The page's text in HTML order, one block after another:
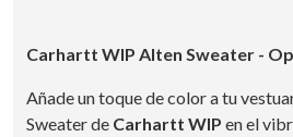
Carhartt WIP Alten Sweater -
Añade un toque de color a tu
Sweater de Carhartt WIP en el